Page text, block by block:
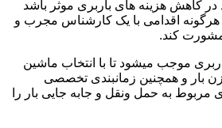
در کاهش هزینه های باربری موثر باشد
هرگونه اقدامی با یک کارشناس مجرب و
مشورت کند.
موجب میشود تا با انتخاب ماشین
بار و همچنین زمانبندی تخصصی
مربوط به حمل ونقل و جابه جایی بار را